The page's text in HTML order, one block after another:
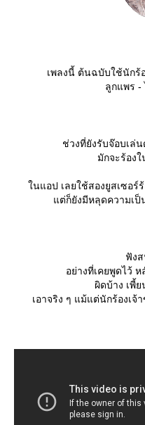
เพลงนี้ ต้นฉบับใช้นักร้
ลูกแพร -
ช่วงที่ยังรับจ๊อบเล่
มักจะร้อง
นแอป เลยใช้สองยูสเซอร์
ต่ก็ยังมีหลุดความเป็
ฟัง
อย่างที่เคยพูดไว้ ห
ผิดบ้าง เพี้
เอาจริง ๆ แม้แต่นักร้องเจ้